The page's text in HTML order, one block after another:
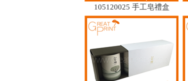
105120025 手工皂禮盒